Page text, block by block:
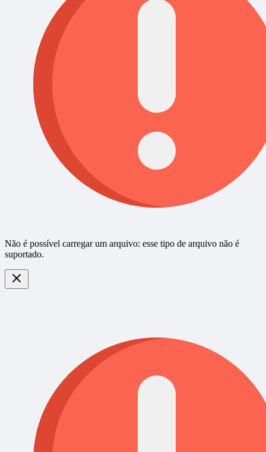
Não é possível carregar um arquivo: esse tipo de arquivo não é
suportado.